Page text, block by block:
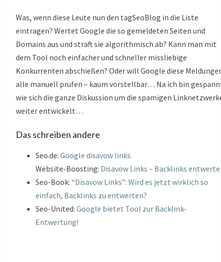
Was, wenn diese Leute nun den tagSeoBlog in die Liste
eintragen? Wertet Google die so gemeldeten Seiten und
Domains aus und straft sie algorithmisch ab? Kann man mit
dem Tool noch einfacher und schneller missliebige
Konkurrenten abschießen? Oder will Google diese
alle manuell prüfen – kaum vorstellbar… Na ich bin
wie sich die ganze Diskussion um die spamigen
weiter entwickelt…
Das schreiben andere
Seo.de: Google disavow links
Website-Boosting: Disavow Links – Backlinks
Seo-Book: “Disavow Links”: Wird es jetzt wirklich so
einfach, Backlinks zu entwerten?
Seo-United: Google bietet Tool zur Backlink-
Entwertung!